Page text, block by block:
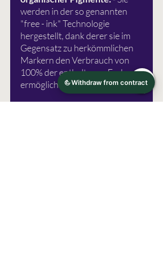
werden in der so genannten
"free - ink" Technologie
hergestellt, dank derer sie im
Gegensatz zu herkömmlichen
Markern den Verbrauch von
100% der enthaltenen Farbe
ermöglichen.